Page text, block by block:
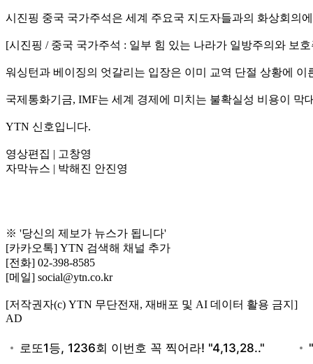
시진핑 중국 국가주석은 세계 주요국 지도자들과의 화상회의
[시진핑 / 중국 국가주석 : 일부 힘 있는 나라가 일방주의와 보
워싱턴과 베이징의 엇갈리는 입장은 이미 교역 단절 상황에
국제통화기금, IMF는 세계 경제에 미치는 불확실성 비용이 막
YTN 신호입니다.
영상편집 | 고창영
자막뉴스 | 박해진 안진영
※ '당신의 제보가 뉴스가 됩니다'
[카카오톡] YTN 검색해 채널 추가
[전화] 02-398-8585
[메일] social@ytn.co.kr
[저작권자(c) YTN 무단전재, 재배포 및 AI 데이터 활용 금지]
AD